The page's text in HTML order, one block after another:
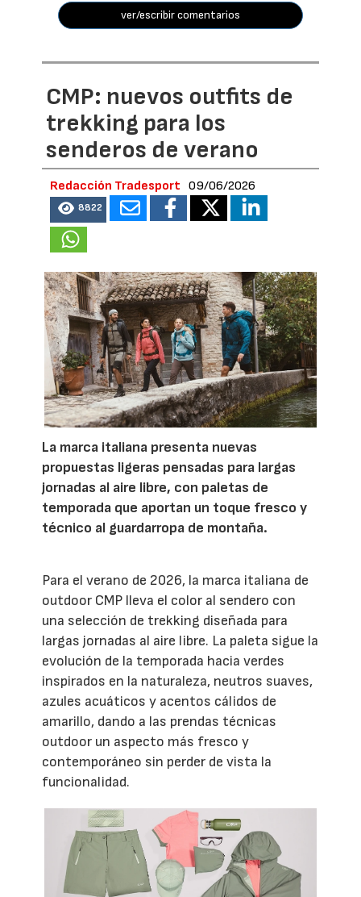
ver/escribir comentarios
CMP: nuevos outfits de
trekking para los
senderos de verano
Redacción Tradesport 09/06/2026
8822
La marca italiana presenta nuevas
propuestas ligeras pensadas para largas
jornadas al aire libre, con paletas de
temporada que aportan un toque fresco y
técnico al guardarropa de montaña.
Para el verano de 2026, la marca italiana de
outdoor CMP lleva el color al sendero con
una selección de trekking diseñada para
largas jornadas al aire libre. La paleta sigue la
evolución de la temporada hacia verdes
inspirados en la naturaleza, neutros suaves,
azules acuáticos y acentos cálidos de
amarillo, dando a las prendas técnicas
outdoor un aspecto más fresco y
contemporáneo sin perder de vista la
funcionalidad.